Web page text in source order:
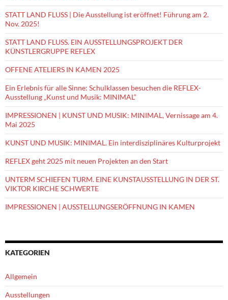
STATT LAND FLUSS | Die Ausstellung ist eröffnet! Führung am 2.
Nov. 2025!
STATT LAND FLUSS. EIN AUSSTELLUNGSPROJEKT DER
KÜNSTLERGRUPPE REFLEX
OFFENE ATELIERS IN KAMEN 2025
Ein Erlebnis für alle Sinne: Schulklassen besuchen die REFLEX-
Ausstellung „Kunst und Musik: MINIMAL“
IMPRESSIONEN | KUNST UND MUSIK: MINIMAL, Vernissage am 4.
Mai 2025
KUNST UND MUSIK: MINIMAL. Ein interdisziplinäres Kulturprojekt
REFLEX geht 2025 mit neuen Projekten an den Start
UNTERM SCHIEFEN TURM. EINE KUNSTAUSSTELLUNG IN DER ST.
VIKTOR KIRCHE SCHWERTE
IMPRESSIONEN | AUSSTELLUNGSERÖFFNUNG IN KAMEN
KATEGORIEN
Allgemein
Ausstellungen